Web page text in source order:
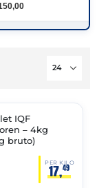
IQF
– 4kg
bruto)
PER KILO
17,49